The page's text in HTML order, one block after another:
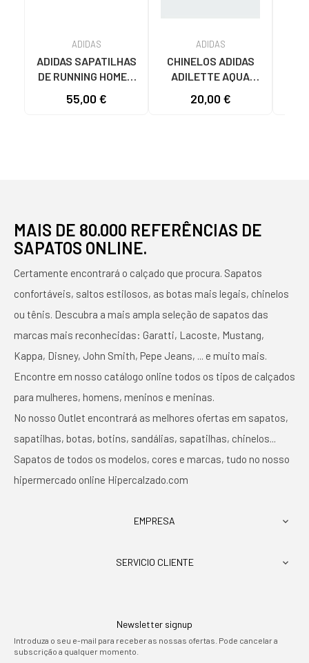
ADIDAS
ADIDAS SAPATILHAS
DE RUNNING HOMEM
CINZENTO VARIOS
55,00 €
ADIDAS
CHINELOS ADIDAS
ADILETTE AQUA
AZUL AZUL
20,00 €
MAIS DE 80.000 REFERÊNCIAS DE
SAPATOS ONLINE.
Certamente encontrará o calçado que procura. Sapatos
confortáveis, saltos estilosos, as botas mais legais, chinelos
ou tênis. Descubra a mais ampla seleção de sapatos das
marcas mais reconhecidas: Garatti, Lacoste, Mustang,
Kappa, Disney, John Smith, Pepe Jeans, ... e muito mais.
Encontre em nosso catálogo online todos os tipos de calçados
para mulheres, homens, meninos e meninas.
No nosso Outlet encontrará as melhores ofertas em sapatos,
sapatilhas, botas, botins, sandálias, sapatilhas, chinelos...
Sapatos de todos os modelos, cores e marcas, tudo no nosso
hipermercado online Hipercalzado.com
EMPRESA 
SERVICIO CLIENTE 
Newsletter signup
Introduza o seu e-mail para receber as nossas ofertas. Pode cancelar a
subscrição a qualquer momento.